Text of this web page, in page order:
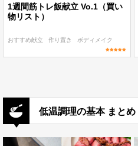
1週間筋トレ飯献立 Vo.1（買い
物リスト）
おすすめ献立 作り置き ボディメイク
低温調理の基本 まとめ